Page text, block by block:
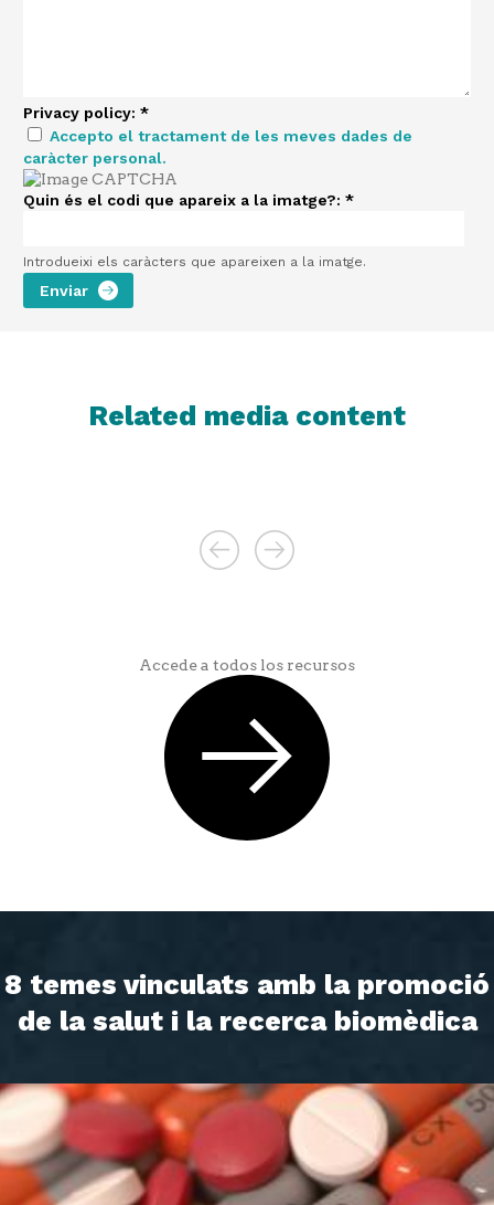
Privacy policy: *
Accepto el tractament de les meves dades de
caràcter personal.
Quin és el codi que apareix a la imatge?: *
Introdueixi els caràcters que apareixen a la imatge.
Related media content
Accede a todos los recursos
8 temes vinculats amb la promoció
de la salut i la recerca biomèdica